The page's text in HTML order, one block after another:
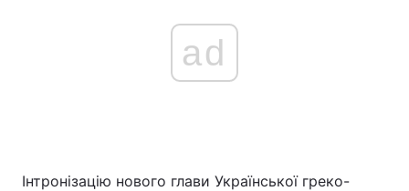
ad
Інтронізацію нового глави Української греко-